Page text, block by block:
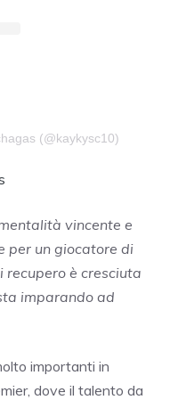
(@kaykysc10)
vincente e
per un giocatore di
è cresciuta
imparando ad
importanti in
dove il talento da